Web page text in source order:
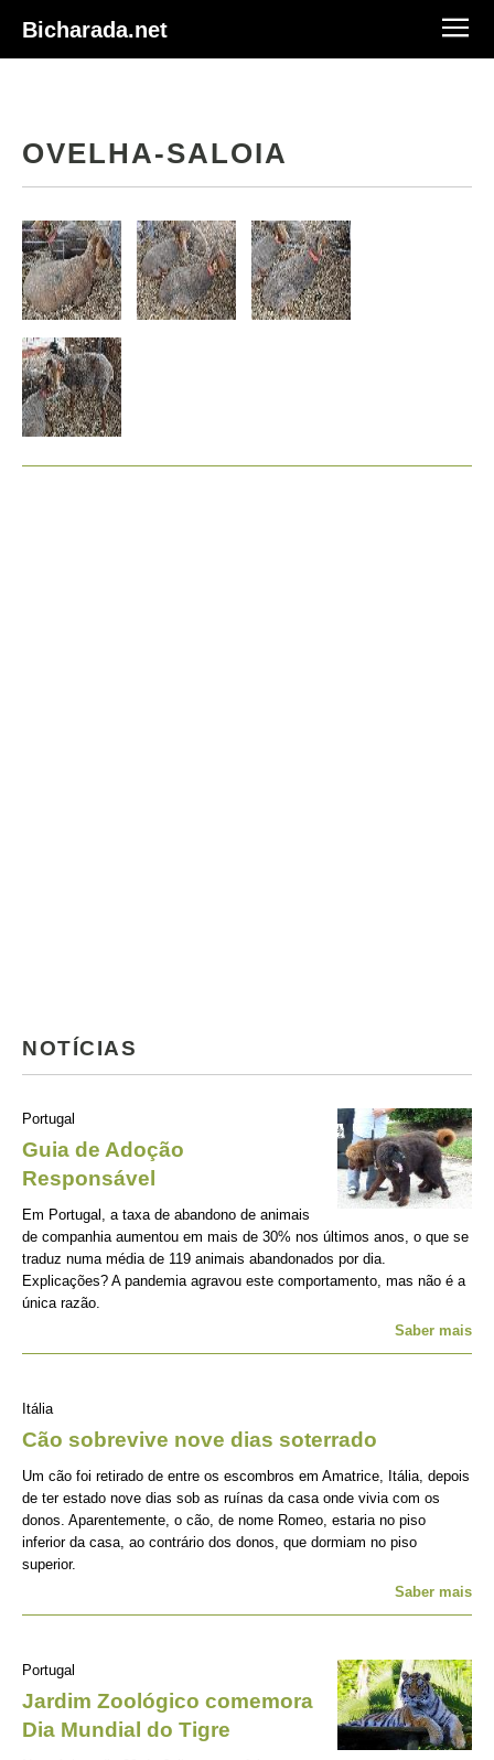
Bicharada.net
OVELHA-SALOIA
NOTÍCIAS
Portugal
Guia de Adoção
Responsável
Em Portugal, a taxa de abandono de animais
de companhia aumentou em mais de 30% nos últimos anos, o que se
traduz numa média de 119 animais abandonados por dia.
Explicações? A pandemia agravou este comportamento, mas não é a
única razão.
Saber mais
Itália
Cão sobrevive nove dias soterrado
Um cão foi retirado de entre os escombros em Amatrice, Itália, depois
de ter estado nove dias sob as ruínas da casa onde vivia com os
donos. Aparentemente, o cão, de nome Romeo, estaria no piso
inferior da casa, ao contrário dos donos, que dormiam no piso
superior.
Saber mais
Portugal
Jardim Zoológico comemora
Dia Mundial do Tigre